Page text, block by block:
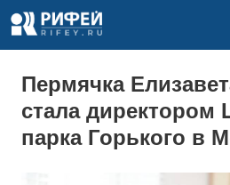
Пермячка
стала директором
парка Горького в